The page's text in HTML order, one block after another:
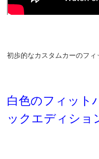
初歩的なカスタムカーのフィ
白色のフィット
ックエディショ